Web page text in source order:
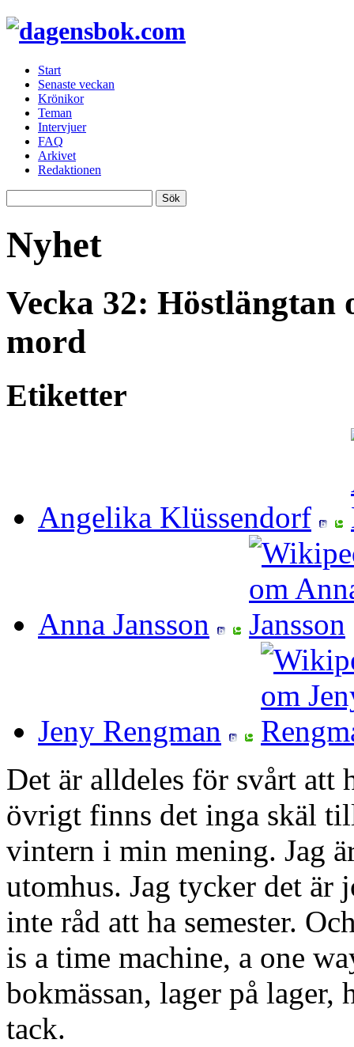
Start
Senaste veckan
Krönikor
Teman
Intervjuer
FAQ
Arkivet
Redaktionen
Nyhet
Vecka 32: Höstlängtan
mord
Etiketter
Angelika Klüssendorf
Anna Jansson
Jeny Rengman
Det är alldeles för svårt att
övrigt finns det inga skäl
vintern i min mening. Jag
utomhus. Jag tycker det är
inte råd att ha semester.
is a time machine, a one
bokmässan, lager på
tack.